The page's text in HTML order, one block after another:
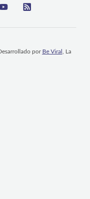
por Be Viral , La